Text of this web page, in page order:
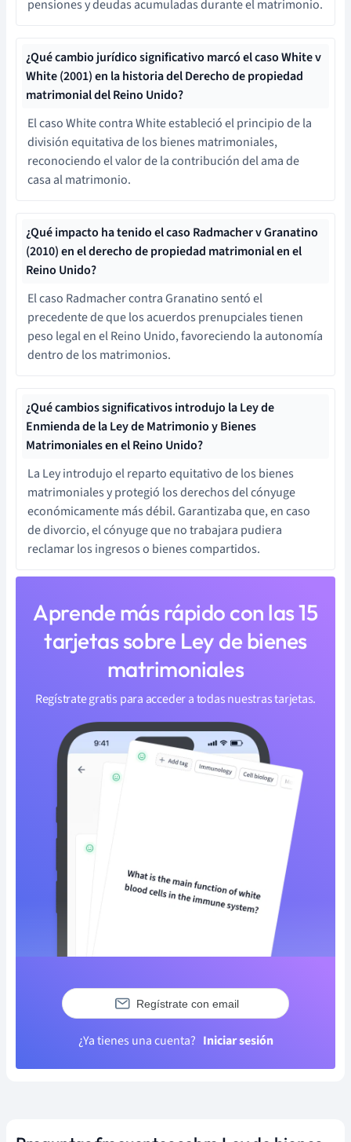
pensiones y deudas acumuladas durante el matrimonio.
¿Qué cambio jurídico significativo marcó el caso White v
White (2001) en la historia del Derecho de propiedad
matrimonial del Reino Unido?
El caso White contra White estableció el principio de la
división equitativa de los bienes matrimoniales,
reconociendo el valor de la contribución del ama de
casa al matrimonio.
¿Qué impacto ha tenido el caso Radmacher v Granatino
(2010) en el derecho de propiedad matrimonial en el
Reino Unido?
El caso Radmacher contra Granatino sentó el
precedente de que los acuerdos prenupciales tienen
peso legal en el Reino Unido, favoreciendo la autonomía
dentro de los matrimonios.
¿Qué cambios significativos introdujo la Ley de
Enmienda de la Ley de Matrimonio y Bienes
Matrimoniales en el Reino Unido?
La Ley introdujo el reparto equitativo de los bienes
matrimoniales y protegió los derechos del cónyuge
económicamente más débil. Garantizaba que, en caso
de divorcio, el cónyuge que no trabajara pudiera
reclamar los ingresos o bienes compartidos.
Aprende más rápido con las 15
tarjetas sobre Ley de bienes
matrimoniales
Regístrate gratis para acceder a todas nuestras tarjetas.
Regístrate con email
¿Ya tienes una cuenta? Iniciar sesión